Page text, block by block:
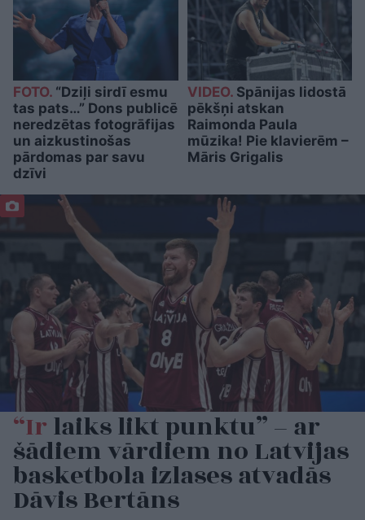
FOTO. “Dziļi sirdī esmu
tas pats…” Dons publicē
neredzētas fotogrāfijas
un aizkustinošas
pārdomas par savu
dzīvi
VIDEO.Spānijas lidostā
pēkšņi atskan
Raimonda Paula
mūzika! Pie klavierēm –
Māris Grigalis
“Irlaiks likt punktu” – ar
šādiem vārdiem no Latvijas
basketbola izlases atvadās
Dāvis Bertāns